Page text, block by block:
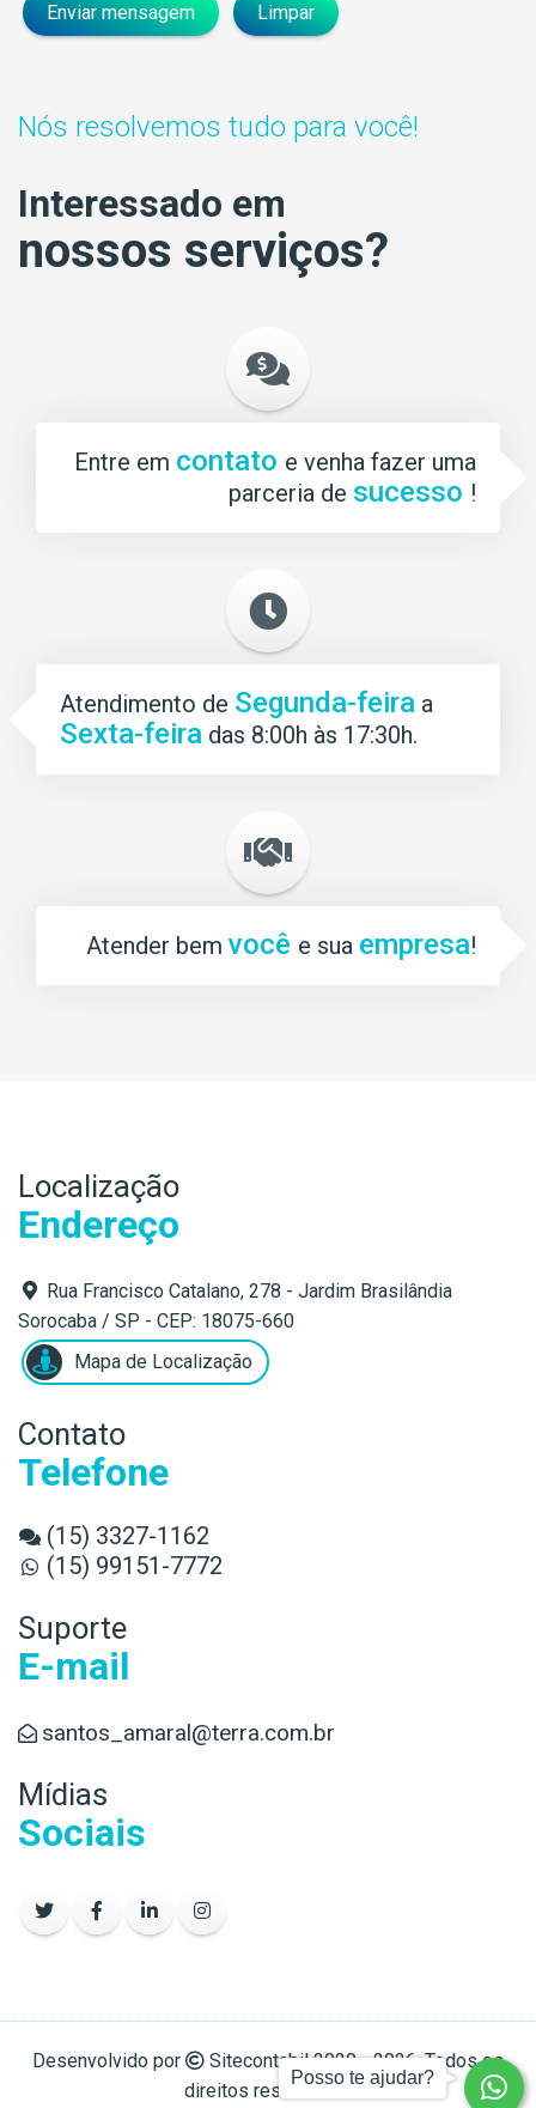
Posso te ajudar?
Enviar mensagem Limpar
Nós resolvemos tudo para você!
Interessado em
nossos serviços?
Entre em contato e venha fazer uma
parceria de sucesso !
Atendimento de Segunda-feira a
Sexta-feira das 8:00h às 17:30h.
Atender bem você e sua empresa!
Localização
Endereço
Rua Francisco Catalano, 278 - Jardim Brasilândia
Sorocaba / SP - CEP: 18075-660
Mapa de Localização
Contato
Telefone
(15) 3327-1162
(15) 99151-7772
Suporte
E-mail
santos_amaral@terra.com.br
Mídias
Sociais
Desenvolvido por Sitecontabil2020 - 2026. Todos os
direitos reservados.